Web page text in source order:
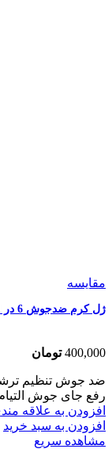
مقایسه
ژل کرم ضدجوش 6 در 1 اسکین وان
400,000 تومان
ضد جوش تنظیم
رفع جای جوش
افزودن به علاقه
افزودن به سبد خرید
مشاهده سریع